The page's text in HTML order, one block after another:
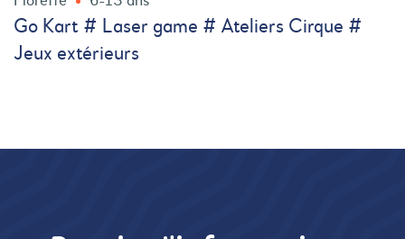
Go Kart # Laser game # Ateliers Cirque #
Jeux extérieurs